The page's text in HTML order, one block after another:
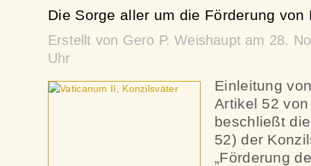
Die Sorge aller um die Förderung von
Erstellt von Gero P. Weishaupt am 28.
Uhr
Einleitung
Artikel 52
beschließt
52) der
„Förderung